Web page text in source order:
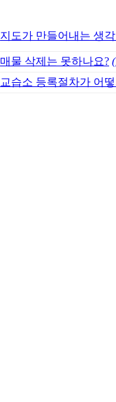
지도가 만들어내는 생각
매물 삭제는 못하나요?
교습소 등록절차가 어